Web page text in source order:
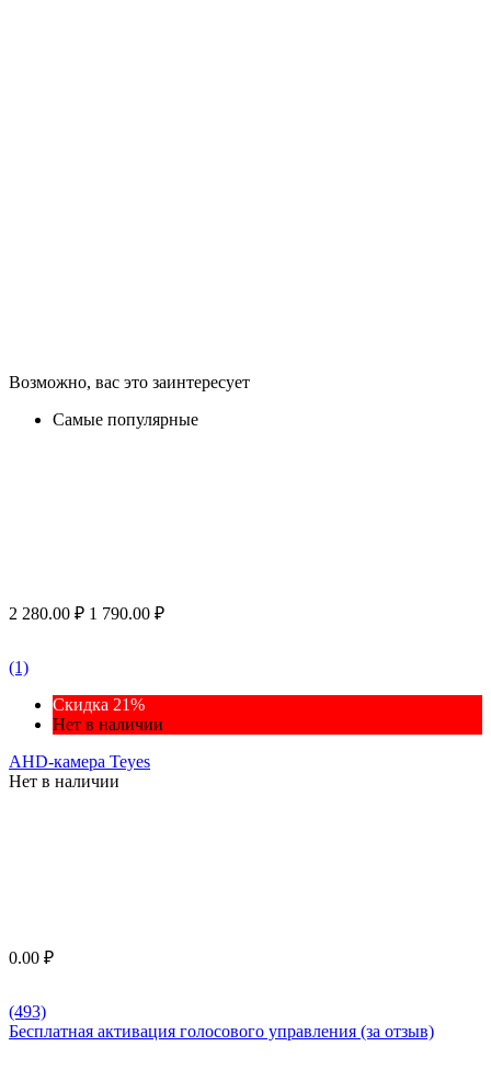
Возможно, вас это заинтересует
Самые популярные
2 280.00 ₽ 1 790.00 ₽
(1)
Скидка 21%
Нет в наличии
AHD-камера Teyes
Нет в наличии
0.00 ₽
(493)
Бесплатная активация голосового управления (за отзыв)